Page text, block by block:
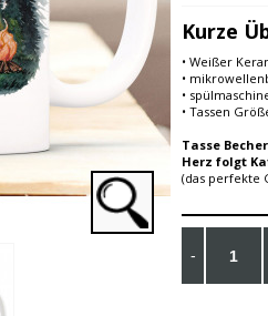
Kurze
• Weißer
•
•
• Tassen
Tasse
Herz folgt
(das perfekte